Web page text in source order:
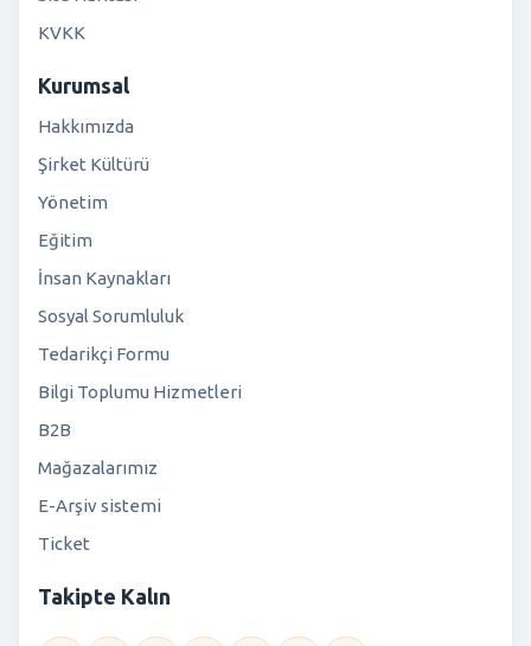
KVKK
Kurumsal
Hakkımızda
Şirket Kültürü
Yönetim
Eğitim
İnsan Kaynakları
Sosyal Sorumluluk
Tedarikçi Formu
Bilgi Toplumu Hizmetleri
B2B
Mağazalarımız
E-Arşiv sistemi
Ticket
Takipte Kalın